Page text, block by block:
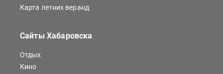
Карта летних веранд
Сайты Хабаровска
Отдых
Кино